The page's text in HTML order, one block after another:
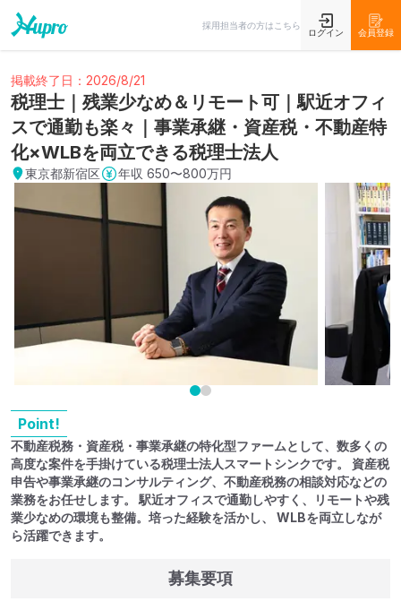
採用担当者の方はこちら
ログイン 会員登録
掲載終了日：2026/8/21
税理士｜残業少なめ＆リモート可｜駅近オフィ
スで通勤も楽々｜事業承継・資産税・不動産特
化×WLBを両立できる税理士法人
東京都新宿区 年収 650〜800万円
Point!
不動産税務・資産税・事業承継の特化型ファームとして、数多くの
高度な案件を手掛けている税理士法人スマートシンクです。 資産税
申告や事業承継のコンサルティング、不動産税務の相談対応などの
業務をお任せします。 駅近オフィスで通勤しやすく、リモートや残
業少なめの環境も整備。培った経験を活かし、 WLBを両立しなが
ら活躍できます。
募集要項